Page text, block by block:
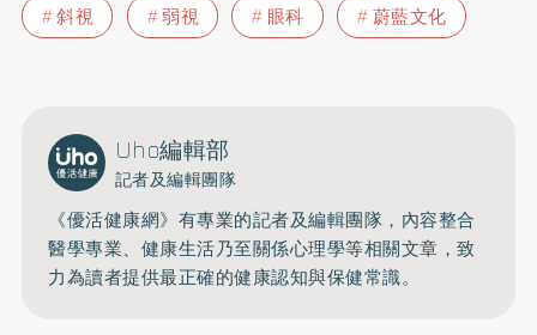
斜視
弱視 眼科 蔚藍文化
Uho編輯部
記者及編輯團隊
《優活健康網》有專業的記者及編輯團隊，內容整合
醫學專業、健康生活乃至關係心理學等相關文章，致
力為讀者提供最正確的健康認知與保健常識。